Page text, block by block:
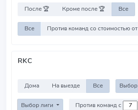
После 🏆 Кроме после 🏆 Все
Все Против команд со стоимостью от
RKC
Дома На выезде Все Выбор
Выбор лиги Против команд с